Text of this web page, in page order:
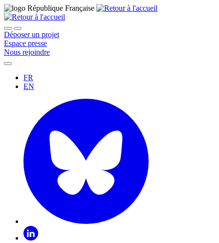
Déposer un projet
Espace presse
Nous rejoindre
FR
EN